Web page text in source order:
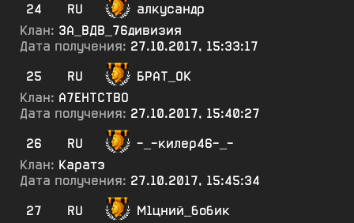
24
RU
алкусандр
Клан: ЗА_ВДВ_76дивизия
Дата получения: 27.10.2017, 15:33:17
25
RU
БРАТ_ОК
Клан: А7ЕНТСТВО
Дата получения: 27.10.2017, 15:40:27
26
RU
-_-килер46-_-
Клан: Каратэ
Дата получения: 27.10.2017, 15:45:34
27
RU
М1цний_бобик